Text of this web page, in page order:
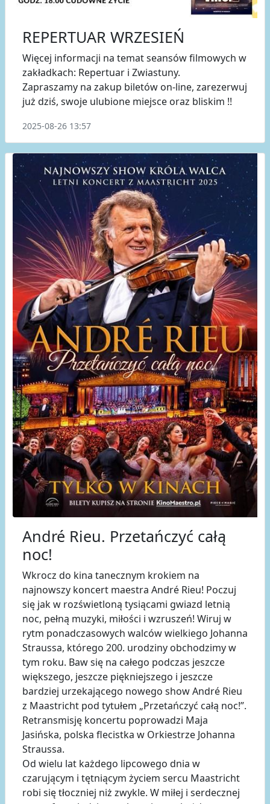
REPERTUAR WRZESIEŃ
Więcej informacji na temat seansów filmowych w
zakładkach: Repertuar i Zwiastuny.
Zapraszamy na zakup biletów on-line, zarezerwuj
już dziś, swoje ulubione miejsce oraz bliskim !!
2025-08-26 13:57
André Rieu. Przetańczyć całą
noc!
Wkrocz do kina tanecznym krokiem na
najnowszy koncert maestra André Rieu! Poczuj
się jak w rozświetloną tysiącami gwiazd letnią
noc, pełną muzyki, miłości i wzruszeń! Wiruj w
rytm ponadczasowych walców wielkiego Johanna
Straussa, którego 200. urodziny obchodzimy w
tym roku. Baw się na całego podczas jeszcze
większego, jeszcze piękniejszego i jeszcze
bardziej urzekającego nowego show André Rieu
z Maastricht pod tytułem „Przetańczyć całą noc!”.
Retransmisję koncertu poprowadzi Maja
Jasińska, polska flecistka w Orkiestrze Johanna
Straussa.
Od wielu lat każdego lipcowego dnia w
czarującym i tętniącym życiem sercu Maastricht
robi się tłoczniej niż zwykle. W miłej i serdecznej